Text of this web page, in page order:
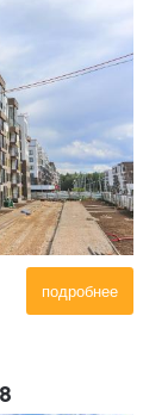
подробнее